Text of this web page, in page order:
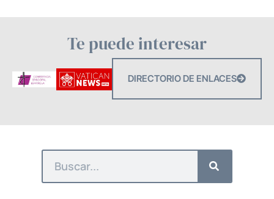
Te puede interesar
DIRECTORIO DE ENLACES